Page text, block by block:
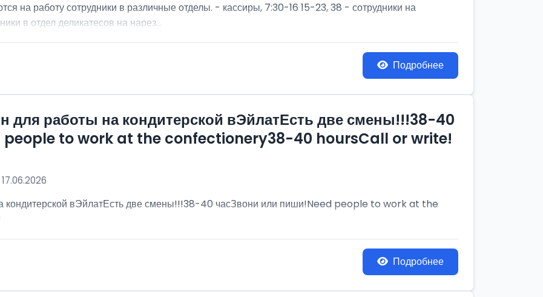
на работу сотрудники в различные отделы. - кассиры, 7:30-16 15-23, 38 - сотрудники на
в отдел деликатесов на нарез...
Подробнее
работы на кондитерской вЭйлатЕсть две смены!!!38-40
people to work at the confectionery38-40 hoursCall or write!
вЭйлатЕсть две смены!!!38-40 часЗвони или пиши!Need people to work at the
Подробнее